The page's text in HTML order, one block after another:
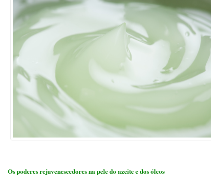
Os poderes rejuvenescedores na pele do azeite e dos óleos